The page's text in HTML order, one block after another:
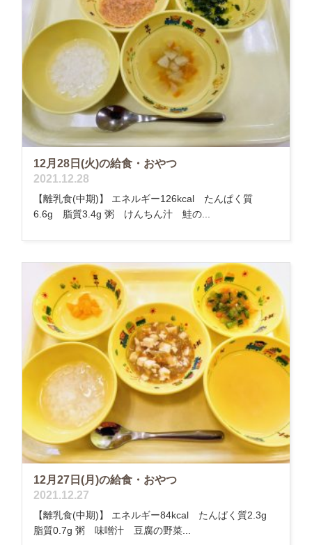
12月28日(火)の給食・おやつ
2021.12.28
【離乳食(中期)】 エネルギー126kcal たんぱく質
6.6g 脂質3.4g 粥 けんちん汁 鮭の...
12月27日(月)の給食・おやつ
2021.12.27
【離乳食(中期)】 エネルギー84kcal たんぱく質2.3g
脂質0.7g 粥 味噌汁 豆腐の野菜...